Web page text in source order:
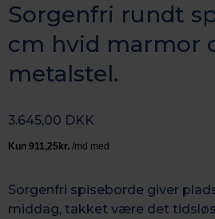
Sorgenfri rundt
cm hvid marmor
metalstel.
3.645,00 DKK
Sorgenfri spiseborde giver
middag, takket være det